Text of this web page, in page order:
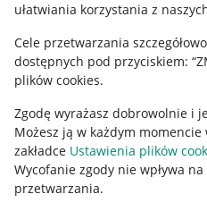
ułatwiania korzystania z
Cele przetwarzania
dostępnych pod przyciskiem:
plików cookies.
Zgodę wyrażasz dobrowolnie i
Możesz ją w każdym
zakładce Ustawienia plików
Wycofanie zgody nie wpływa
przetwarzania.
Ustawienia plików "cookies"
Udostępnianie lokalizacji
Informacje dla Aktu o Usługach
Pobierz aplikację